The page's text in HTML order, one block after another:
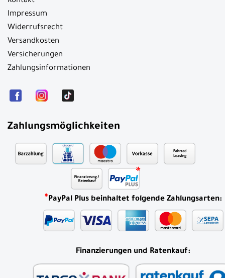
Impressum
Widerrufsrecht
Versandkosten
Versicherungen
Zahlungsinformationen
Zahlungsmöglichkeiten
*PayPal Plus beinhaltet folgende Zahlungsarten:
Finanzierungen und Ratenkauf: